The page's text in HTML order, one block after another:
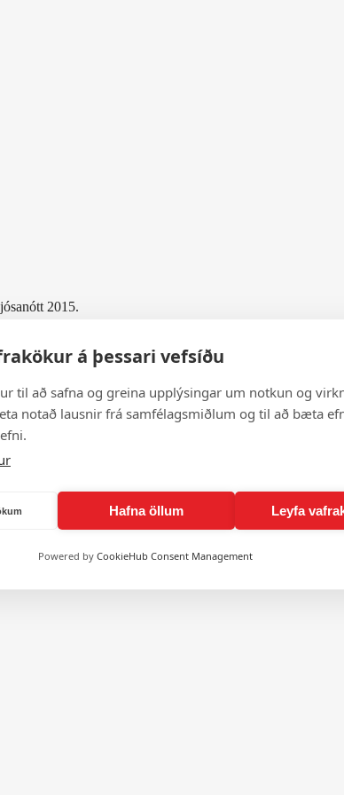
2015.
hana.
á þessari vefsíðu
til að safna og greina upplýsingar um notkun og
notað lausnir frá samfélagsmiðlum og til að bæta
Hafna öllum Leyfa
Powered by CookieHub Consent Management